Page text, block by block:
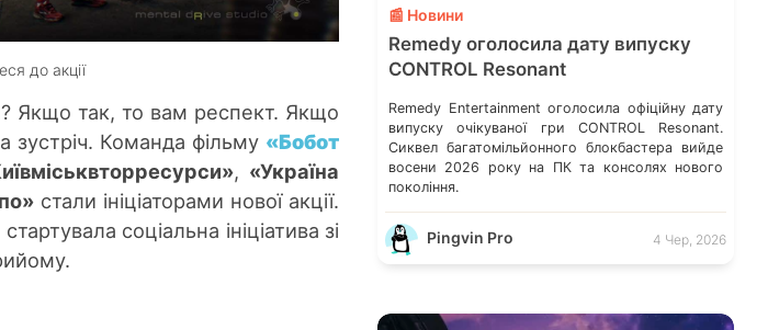
до акції
Якщо так, то вам респект. Якщо
зустріч. Команда фільму «Бобот
, «Україна
стали ініціаторами нової акції.
соціальна ініціатива зі
📰 Новини
Remedy оголосила дату випуску
CONTROL Resonant
Remedy Entertainment оголосила офіційну дату
випуску очікуваної гри CONTROL Resonant.
Сиквел багатомільйонного блокбастера вийде
восени 2026 року на ПК та консолях нового
покоління.
Pingvin Pro 4 Чер, 2026